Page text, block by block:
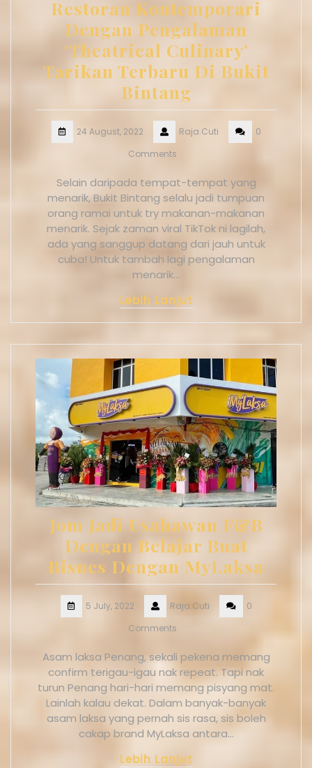
Restoran Kontemporari
Dengan Pengalaman
‘Theatrical Culinary’
Tarikan Terbaru Di Bukit
Bintang
24 August, 2022 Raja.Cuti
0
Comments
Selain daripada tempat-tempat yang
menarik, Bukit Bintang selalu jadi tumpuan
orang ramai untuk try makanan-makanan
menarik. Sejak zaman viral TikTok ni lagilah,
ada yang sanggup datang dari jauh untuk
cuba! Untuk tambah lagi pengalaman
menarik…
Lebih Lanjut
Jom Jadi Usahawan F&B
Dengan Belajar Buat
Bisnes Dengan MyLaksa
5 July, 2022 Raja.Cuti
0
Comments
Asam laksa Penang, sekali pekena memang
confirm terigau-igau nak repeat. Tapi nak
turun Penang hari-hari memang pisyang mat.
Lainlah kalau dekat. Dalam banyak-banyak
asam laksa yang pernah sis rasa, sis boleh
cakap brand MyLaksa antara…
Lebih Lanjut